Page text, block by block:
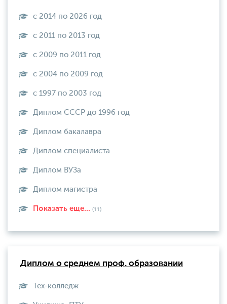
с 2014 по 2026 год
с 2011 по 2013 год
с 2009 по 2011 год
с 2004 по 2009 год
с 1997 по 2003 год
Диплом СССР до 1996 год
Диплом бакалавра
Диплом специалиста
Диплом ВУЗа
Диплом магистра
Показать еще... (11)
Диплом о среднем проф. образовании
Тех-колледж